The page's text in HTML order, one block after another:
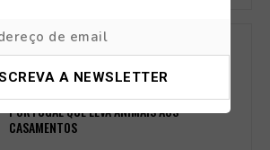
SERVIÇOS
CASAR COM O SEU PATUDO PRESENTE? É
POSSÍVEL COM SEEPET O NOVO SERVIÇO EM
PORTUGAL QUE LEVA ANIMAIS AOS
CASAMENTOS